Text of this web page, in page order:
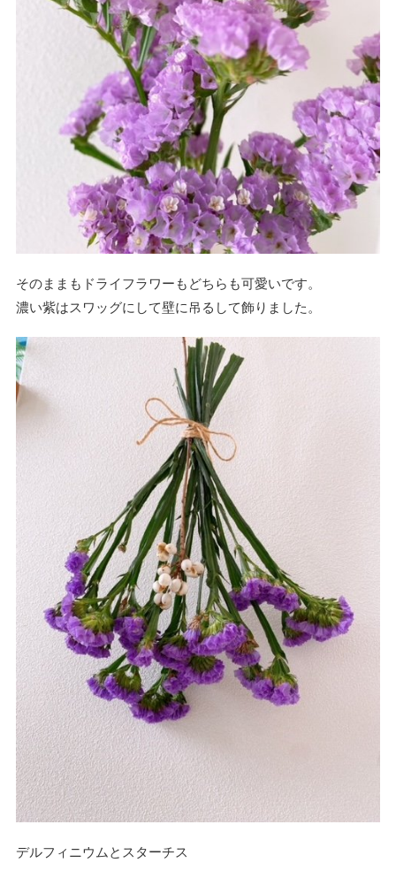
そのままもドライフラワーもどちらも可愛いです。
濃い紫はスワッグにして壁に吊るして飾りました。
デルフィニウムとスターチス